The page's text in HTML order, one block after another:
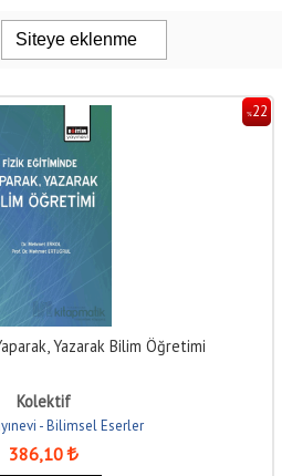
%22
Yazarak Bilim Öğretimi
Kolektif
- Bilimsel Eserler
386,10